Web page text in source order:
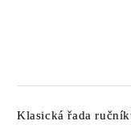
Klasická řada